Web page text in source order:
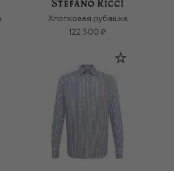
Хлопковая рубашка
122 500 ₽